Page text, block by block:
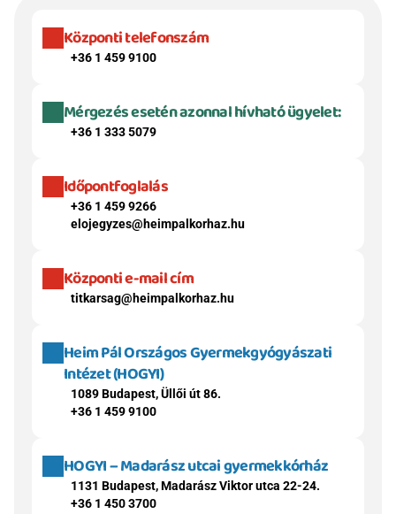
Központi telefonszám
+36 1 459 9100
Mérgezés esetén azonnal hívható ügyelet:
+36 1 333 5079
Időpontfoglalás
+36 1 459 9266
elojegyzes@heimpalkorhaz.hu
Központi e-mail cím
titkarsag@heimpalkorhaz.hu
Heim Pál Országos Gyermekgyógyászati
Intézet (HOGYI)
1089 Budapest, Üllői út 86.
+36 1 459 9100
HOGYI – Madarász utcai gyermekkórház
1131 Budapest, Madarász Viktor utca 22-24.
+36 1 450 3700